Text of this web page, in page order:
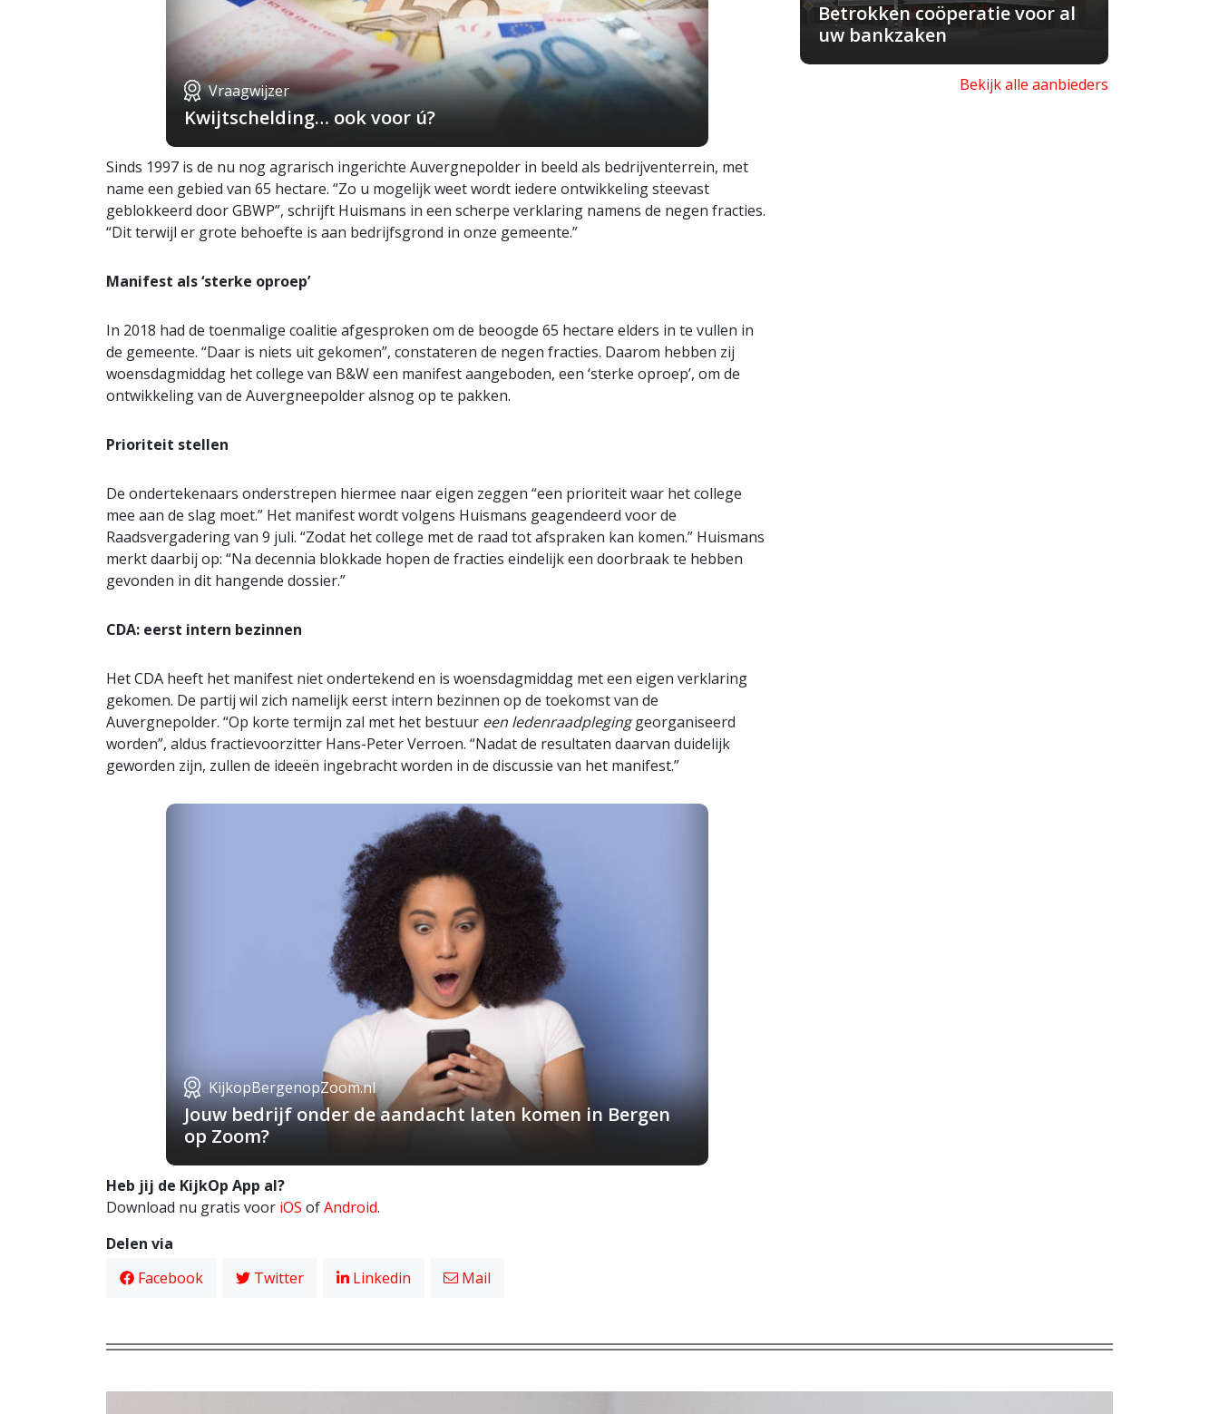
Vraagwijzer
Kwijtschelding… ook voor ú?
Sinds 1997 is de nu nog agrarisch ingerichte Auvergnepolder in beeld als bedrijventerrein, met
name een gebied van 65 hectare. “Zo u mogelijk weet wordt iedere ontwikkeling steevast
geblokkeerd door GBWP”, schrijft Huismans in een scherpe verklaring namens de negen fracties.
“Dit terwijl er grote behoefte is aan bedrijfsgrond in onze gemeente.”
Manifest als ‘sterke oproep’
In 2018 had de toenmalige coalitie afgesproken om de beoogde 65 hectare elders in te vullen in
de gemeente. “Daar is niets uit gekomen”, constateren de negen fracties. Daarom hebben zij
woensdagmiddag het college van B&W een manifest aangeboden, een ‘sterke oproep’, om de
ontwikkeling van de Auvergneepolder alsnog op te pakken.
Prioriteit stellen
De ondertekenaars onderstrepen hiermee naar eigen zeggen “een prioriteit waar het college
mee aan de slag moet.” Het manifest wordt volgens Huismans geagendeerd voor de
Raadsvergadering van 9 juli. “Zodat het college met de raad tot afspraken kan komen.” Huismans
merkt daarbij op: “Na decennia blokkade hopen de fracties eindelijk een doorbraak te hebben
gevonden in dit hangende dossier.”
CDA: eerst intern bezinnen
Het CDA heeft het manifest niet ondertekend en is woensdagmiddag met een eigen verklaring
gekomen. De partij wil zich namelijk eerst intern bezinnen op de toekomst van de
Auvergnepolder. “Op korte termijn zal met het bestuur een ledenraadpleginggeorganiseerd
worden”, aldus fractievoorzitter Hans-Peter Verroen. “Nadat de resultaten daarvan duidelijk
geworden zijn, zullen de ideeën ingebracht worden in de discussie van het manifest.”
KijkopBergenopZoom.nl
Jouw bedrijf onder de aandacht laten komen in Bergen
op Zoom?
Heb jij de KijkOp App al?
Download nu gratis voor iOS ofAndroid.
Delen via
Facebook
Twitter Linkedin Mail
Betrokken coöperatie voor al
uw bankzaken
Bekijk alle aanbieders